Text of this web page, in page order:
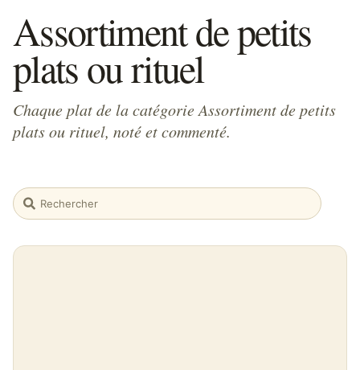
Assortiment de petits
plats ou rituel
Chaque plat de la catégorie Assortiment de petits
plats ou rituel, noté et commenté.